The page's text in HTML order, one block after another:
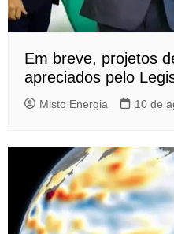
Em breve, projetos
apreciados pelo
Misto Energia 10 de